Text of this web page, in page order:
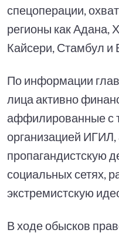
спецоперации,
регионы как Адана,
Кайсери, Стамбул и
По информации
лица активно
аффилированные с
организацией ИГИЛ,
пропагандистскую
социальных сетях,
экстремистскую
В ходе обысков